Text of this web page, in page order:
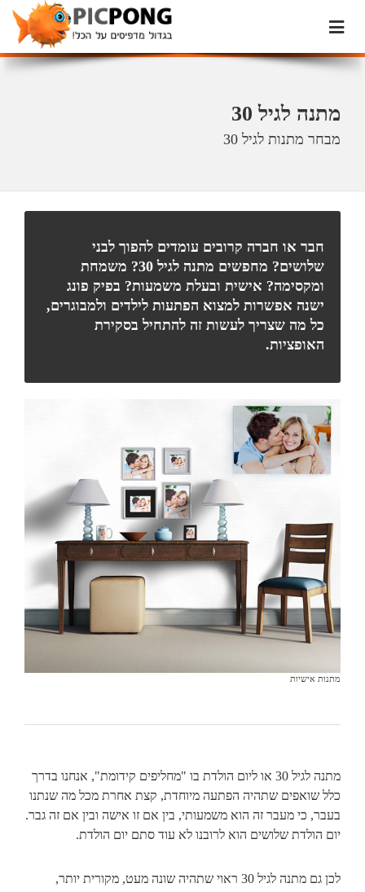
מתנה לגיל 30
מבחר מתנות לגיל 30
חבר או חברה קרובים עומדים להפוך לבני
שלושים? מחפשים מתנה לגיל 30? משמחת
ומקסימה? אישית ובעלת משמעות? בפיק פונג
ישנה אפשרות למצוא הפתעות לילדים ולמבוגרים,
כל מה שצריך לעשות זה להתחיל בסקירת
האופציות.
מתנות אישיות
מתנה לגיל 30 או ליום הולדת בו "מחליפים קידומת", אנחנו בדרך
כלל שואפים שתהיה הפתעה מיוחדת, קצת אחרת מכל מה שנתנו
בעבר, כי מעבר זה הוא משמעותי, בין אם זו אישה ובין אם זה גבר.
יום הולדת שלושים הוא לרובנו לא עוד סתם יום הולדת.
לכן גם מתנה לגיל 30 ראוי שתהיה שונה מעט, מקורית יותר,